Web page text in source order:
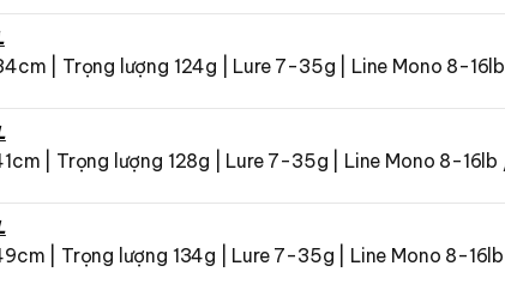
| Trọng lượng 124g | Lure 7-35g | Line Mono 8-
| Trọng lượng 128g | Lure 7-35g | Line Mono 8-
| Trọng lượng 134g | Lure 7-35g | Line Mono 8-